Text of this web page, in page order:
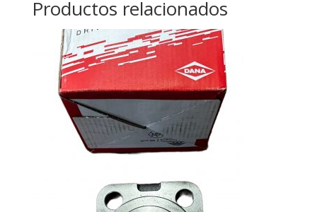
Productos relacionados